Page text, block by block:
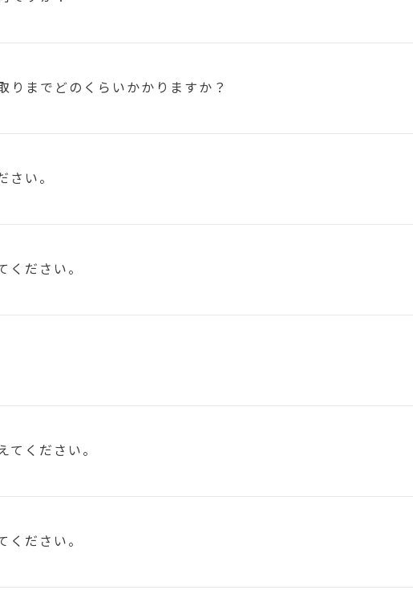
りまで どのくらいかかりますか？
い。
ださい。
ください。
ださい。